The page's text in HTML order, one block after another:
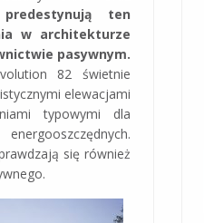
predestynują ten
w architekturze
pasywnym.
82 świetnie
elewacjami
typowymi dla
się również